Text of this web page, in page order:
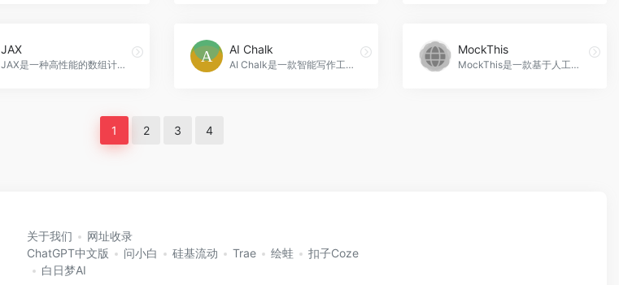
JAX
JAX是一种高性能的数组计算库，提供了类似于NumPy的接口，支持自动矢量化和微分，可以在多个设备和多个主机上进行并行计算，JAX官网入口网址
AI Chalk
AI Chalk是一款智能写作工具，能够帮助用户快速生成高质量的论文、作业、报告等文本内容，AI Chalk官网入口网址
MockThis
MockThis是一款基于人工智能技术的数据模拟工具，能够帮助用户快速生成模拟数据，提高软件开发和数据分析的效率，MockThis官网入口网址
1 2 3 4
关于我们
网址收录
ChatGPT中文版
问小白 硅基流动 Trae 绘蛙
扣子Coze
白日梦AI